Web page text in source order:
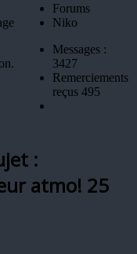
Niko
Messages :
3427
Remerciements
reçus 495
:
atmo! 25